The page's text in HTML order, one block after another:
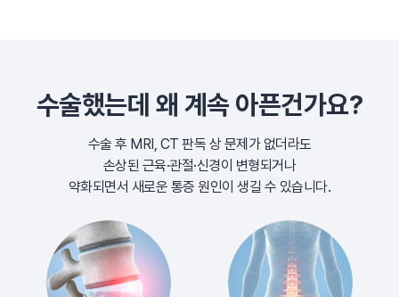
수술했는데 왜 계속 아픈건가요?
수술 후 MRI, CT 판독 상 문제가 없더라도
손상된 근육·관절·신경이 변형되거나
약화되면서 새로운 통증 원인이 생길 수 있습니다.